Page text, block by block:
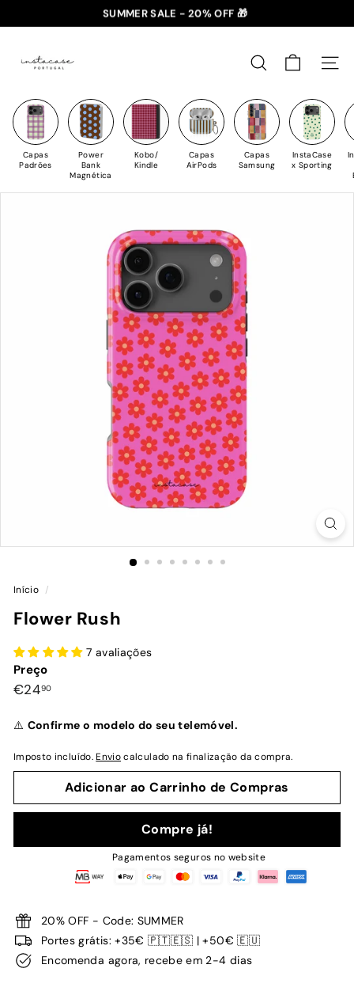
para
Conteúdo
slideshow
✈️ PORTES GRÁTIS: +35€ 🇵🇹🇪🇸 | +50€ 🇪🇺
SUMMER SALE - 20% OFF 🎁
n
t
a
C
a
s
PESQUISAR
Capas
Padrões
Power
Bank
Magnética
Kobo/
Kindle
Capas
AirPods
Capas
Samsung
InstaCase
x Sporting
Início /
Flower Rush
7 avaliações
Preço
Preço
€2490€24,90
⚠️ Confirme o modelo do seu telemóvel.
Imposto incluído.Enviocalculado na finalização da compra.
Adicionar ao Carrinho de Compras
Compre já!
Pagamentos seguros no website
20% OFF - Code: SUMMER
Portes grátis: +35€ 🇵🇹🇪🇸 | +50€ 🇪🇺
Encomenda agora, recebe em 2-4 dias